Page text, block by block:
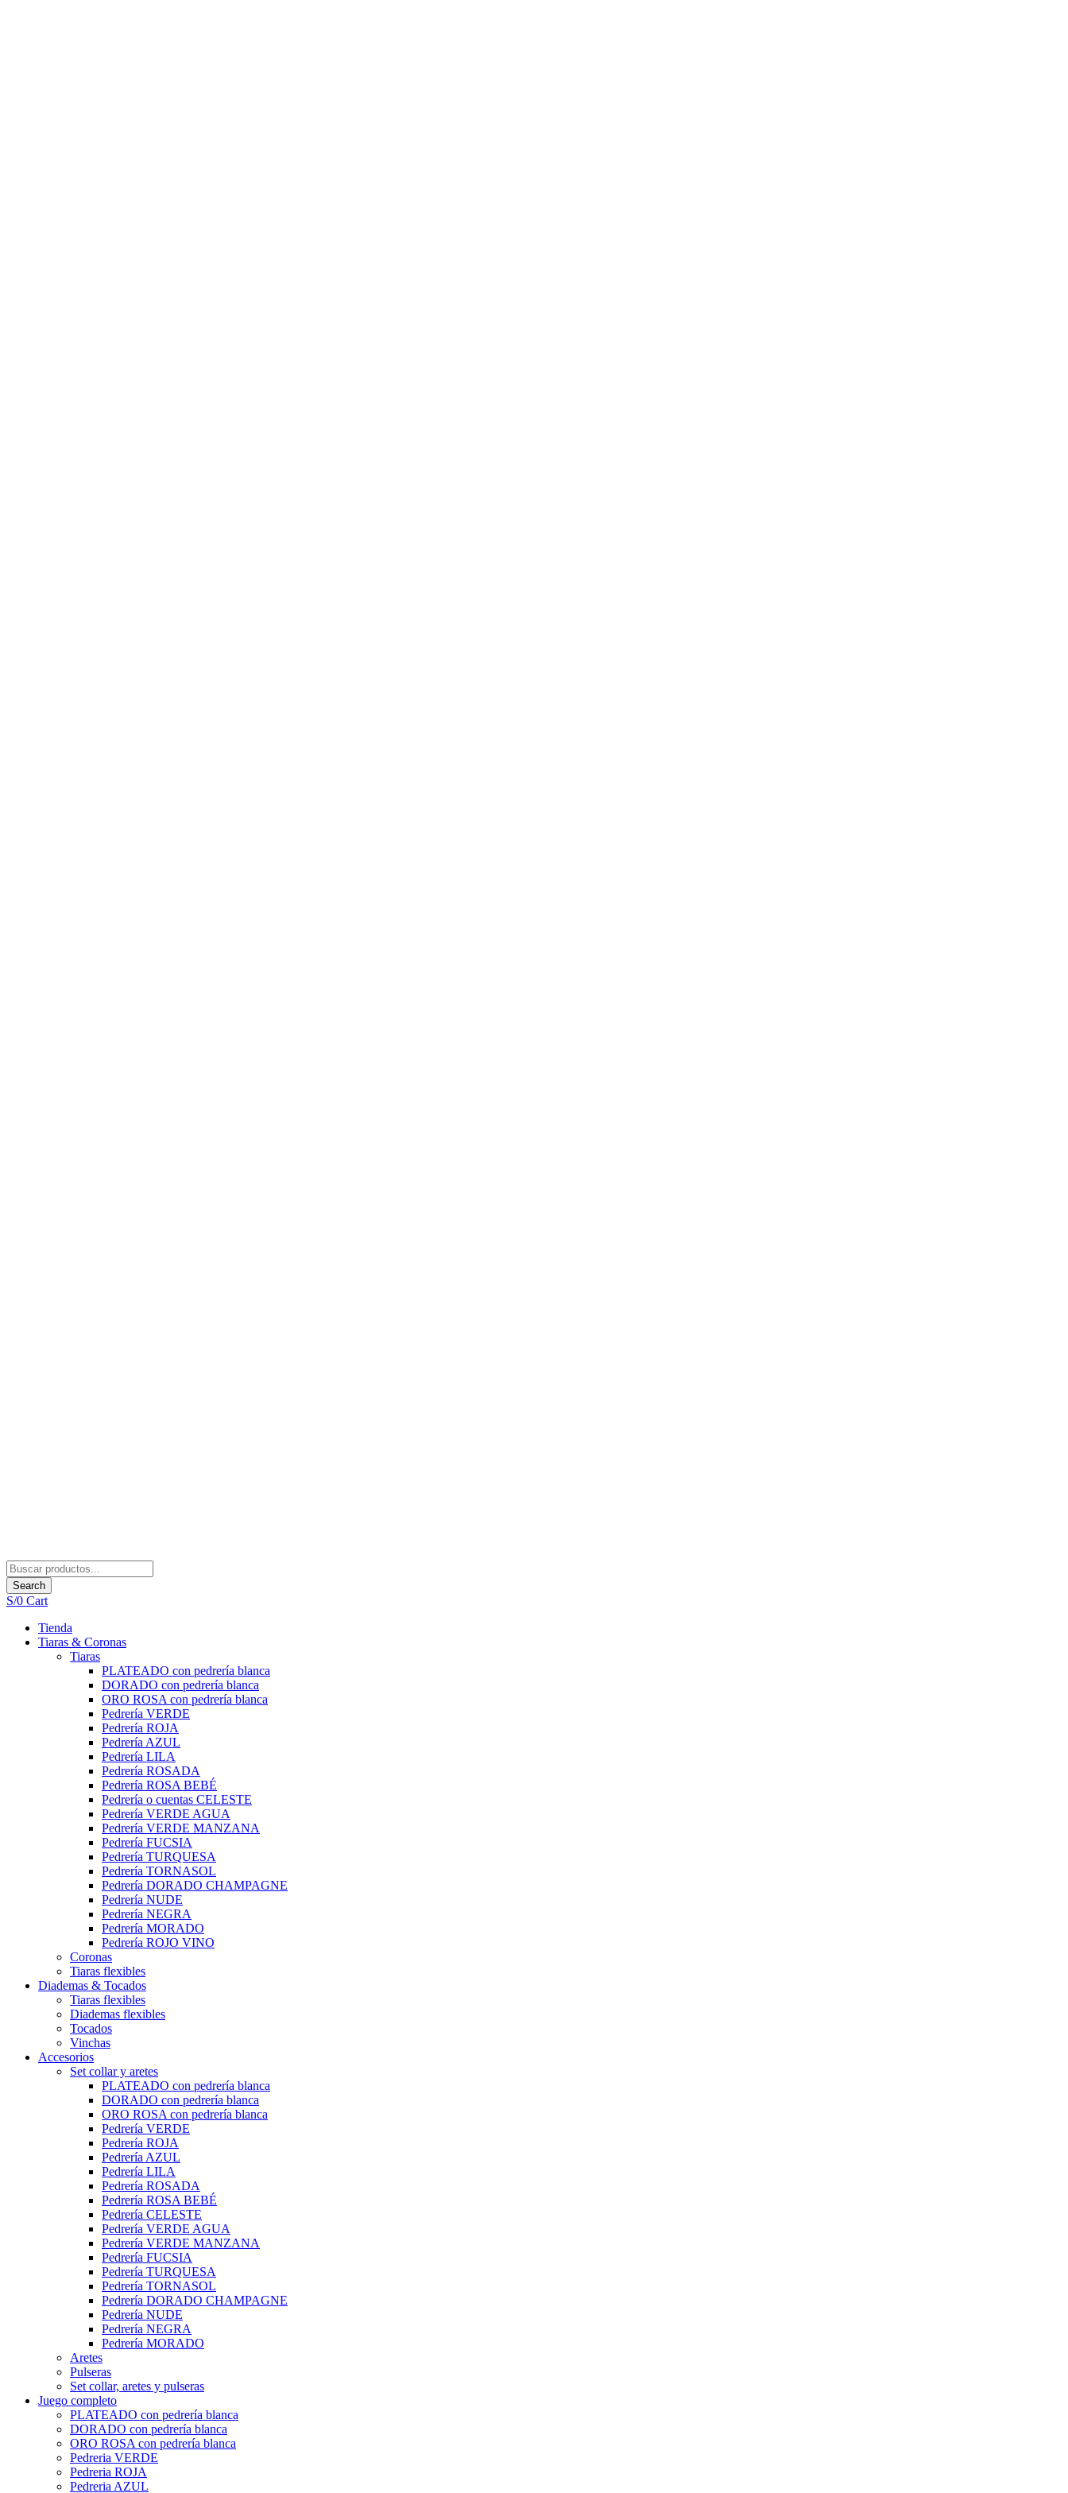
Search
S/0 Cart
Tienda
Tiaras & Coronas
Tiaras
PLATEADO con pedrería blanca
DORADO con pedrería blanca
ORO ROSA con pedrería blanca
Pedrería VERDE
Pedrería ROJA
Pedrería AZUL
Pedrería LILA
Pedrería ROSADA
Pedrería ROSA BEBÉ
Pedrería o cuentas CELESTE
Pedrería VERDE AGUA
Pedrería VERDE MANZANA
Pedrería FUCSIA
Pedrería TURQUESA
Pedrería TORNASOL
Pedrería DORADO CHAMPAGNE
Pedrería NUDE
Pedrería NEGRA
Pedrería MORADO
Pedrería ROJO VINO
Coronas
Tiaras flexibles
Diademas & Tocados
Tiaras flexibles
Diademas flexibles
Tocados
Vinchas
Accesorios
Set collar y aretes
PLATEADO con pedrería blanca
DORADO con pedrería blanca
ORO ROSA con pedrería blanca
Pedrería VERDE
Pedrería ROJA
Pedrería AZUL
Pedrería LILA
Pedrería ROSADA
Pedrería ROSA BEBÉ
Pedrería CELESTE
Pedrería VERDE AGUA
Pedrería VERDE MANZANA
Pedrería FUCSIA
Pedrería TURQUESA
Pedrería TORNASOL
Pedrería DORADO CHAMPAGNE
Pedrería NUDE
Pedrería NEGRA
Pedrería MORADO
Aretes
Pulseras
Set collar, aretes y pulseras
Juego completo
PLATEADO con pedrería blanca
DORADO con pedrería blanca
ORO ROSA con pedrería blanca
Pedreria VERDE
Pedreria ROJA
Pedreria AZUL